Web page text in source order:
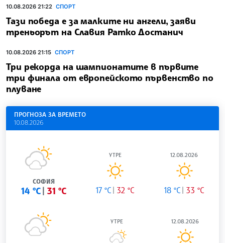
10.08.2026 21:22 СПОРТ
Тази победа е за малките ни ангели, заяви
треньорът на Славия Ратко Достанич
10.08.2026 21:15 СПОРТ
Три рекорда на шампионатите в първите
три финала от европейското първенство по
плуване
ПРОГНОЗА ЗА ВРЕМЕТО
10.08.2026
СОФИЯ
14 °C 31 °C
УТРЕ
17 °C 32 °C
12.08.2026
18 °C 33 °C
УТРЕ 12.08.2026